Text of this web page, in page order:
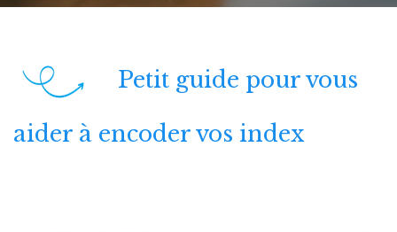
Petit ​guide pour vous
aider à encoder vos index​